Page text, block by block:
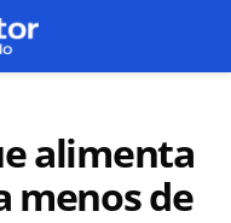
alimenta
menos de